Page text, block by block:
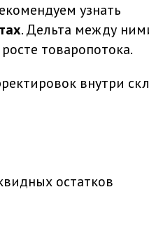
узнать
. Дельта между
товаропотока.
внутри
остатков